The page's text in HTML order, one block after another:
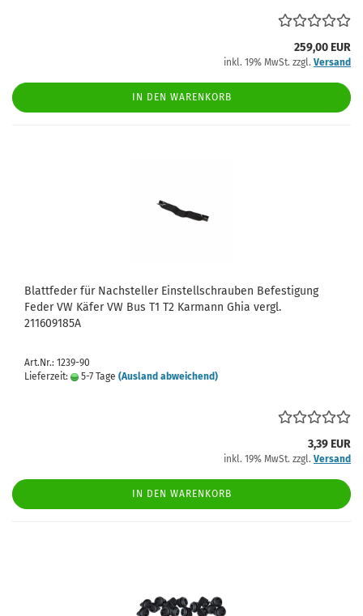
259,00 EUR
inkl. 19% MwSt. zzgl. Versand
IN DEN WARENKORB
Blattfeder für Nachsteller Einstellschrauben Befestigung
Feder VW Käfer VW Bus T1 T2 Karmann Ghia vergl.
211609185A
Art.Nr.: 1239-90
Lieferzeit:
5-7 Tage (Ausland abweichend)
3,39 EUR
inkl. 19% MwSt. zzgl. Versand
IN DEN WARENKORB